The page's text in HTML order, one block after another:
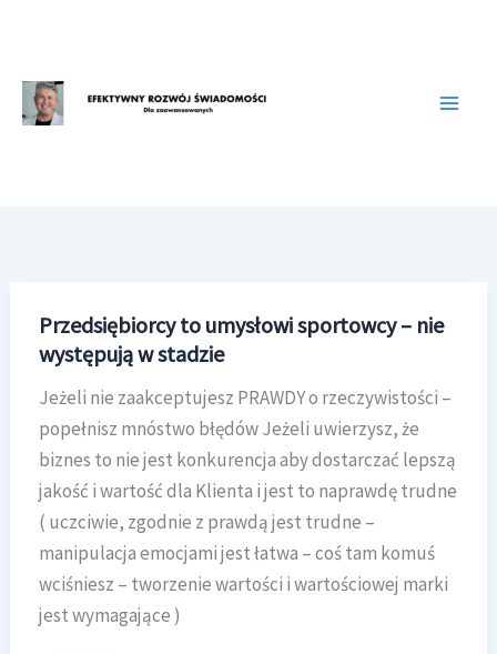
treści
Przedsiębiorcy to umysłowi sportowcy – nie
występują w stadzie
Jeżeli nie zaakceptujesz PRAWDY o rzeczywistości –
popełnisz mnóstwo błędów Jeżeli uwierzysz, że
biznes to nie jest konkurencja aby dostarczać lepszą
jakość i wartość dla Klienta i jest to naprawdę trudne
( uczciwie, zgodnie z prawdą jest trudne –
manipulacja emocjami jest łatwa – coś tam komuś
wciśniesz – tworzenie wartości i wartościowej marki
jest wymagające )